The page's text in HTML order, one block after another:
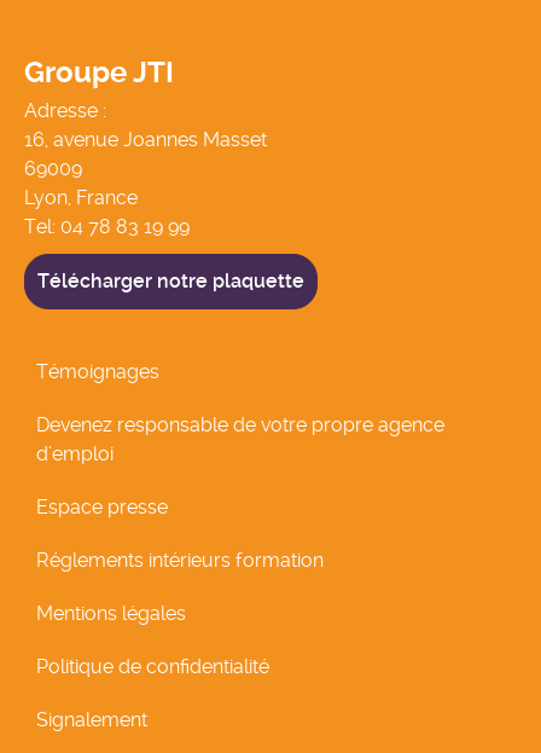
Groupe JTI
Adresse :
16, avenue Joannes Masset
69009
Lyon, France
Tel: 04 78 83 19 99
Télécharger notre plaquette
Témoignages
Devenez responsable de votre propre agence
d’emploi
Espace presse
Réglements intérieurs formation
Mentions légales
Politique de confidentialité
Signalement